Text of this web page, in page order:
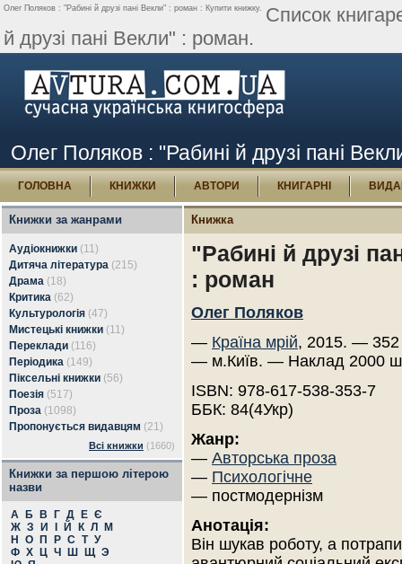
Олег Поляков : "Рабині й друзі пані Векли" : роман : Купити книжку. Список
й друзі пані Векли" : роман.
Олег Поляков : "Рабині й друзі пані
ГОЛОВНА КНИЖКИ АВТОРИ КНИГАРНІ
Книжки за жанрами
Аудіокнижки (11)
Дитяча література (215)
Драма (18)
Критика (62)
Культурологія (47)
Мистецькі книжки (11)
Переклади (116)
Періодика (149)
Піксельні книжки (56)
Поезія (517)
Проза (1098)
Пропонується видавцям (21)
Всі книжки (1660)
Книжки за першою літерою
назви
А Б В Г Д Е Є
Ж З И Й К Л
М
Н
О П Р С Т У
Ф Х Ц Ч Ш Щ Э
Книжка
"Рабині й друзі
: роман
Олег Поляков
— Країна мрій, 2015. — 352
— м.Київ. — Наклад 2000
ISBN: 978-617-538-353-7
ББК: 84(4Укр)
Жанр:
— Авторська проза
— Психологічне
— постмодернізм
Анотація:
Він шукав роботу, а